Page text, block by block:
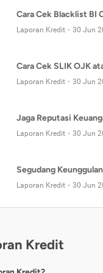
Cara Cek Blacklist BI
Laporan Kredit 30 Jun
Cara Cek SLIK OJK
Laporan Kredit 30 Jun
Jaga Reputasi
Laporan Kredit 30 Jun
Segudang
Laporan Kredit 30 Jun
Kredit